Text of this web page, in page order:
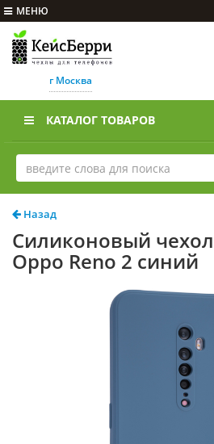
МЕНЮ
г Москва
КАТАЛОГ ТОВАРОВ
Назад
Силиконовый
Oppo Reno 2 синий